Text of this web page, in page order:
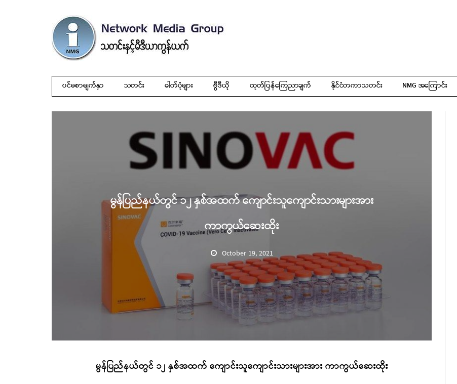
ပင်မစာမျက်နှာ သတင်း ဓါတ်ပုံများ ဗွီဒီယို ထုတ်ပြန်ကြေညာချက် နိုင်ငံတကာသတင်း NMG အကြောင်း
မွန်ပြည်နယ်တွင် ၁၂ နှစ်အထက် ကျောင်းသူကျောင်းသားများအား
ကာကွယ်ဆေးထိုး
October 19, 2021
မွန်ပြည်နယ်တွင် ၁၂ နှစ်အထက် ကျောင်းသူကျောင်းသားများအား ကာကွယ်ဆေးထိုး